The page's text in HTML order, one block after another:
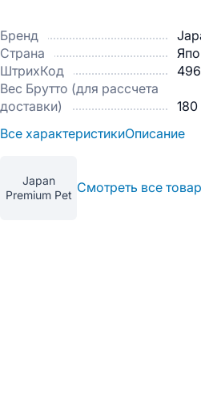
Бренд
Страна
ШтрихКод
Вес Брутто (для рассчета
доставки)
180
Все характеристикиОписание
Japan
Premium Pet
Смотреть все